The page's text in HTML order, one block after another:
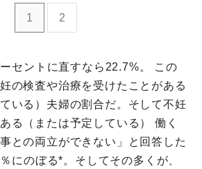
1 2
セントに直すなら22.7%。 この
の検査や治療を受けたことがある
いる）夫婦の割合だ。そして不妊
る（または予定している） 働く
との両立ができない」と回答した
にのぼる*。そしてその多くが、